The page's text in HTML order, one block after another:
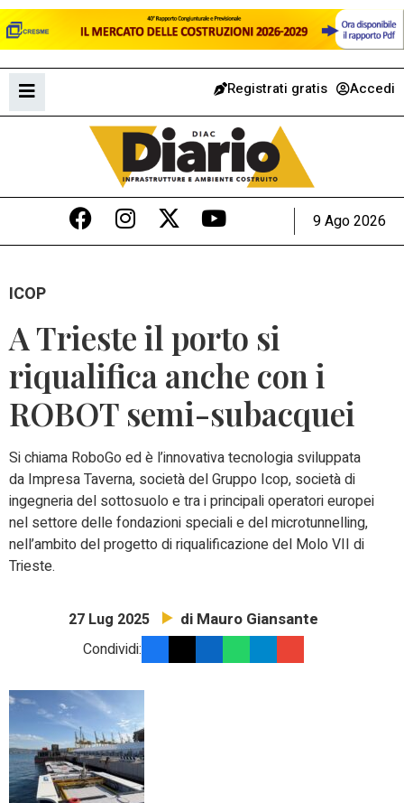
Registrati gratis Accedi
9 Ago 2026
ICOP
A Trieste il porto si
riqualifica anche con i
ROBOT semi-subacquei
Si chiama RoboGoed è l’innovativatecnologia sviluppata
da Impresa Taverna, società del Gruppo Icop, società di
ingegneria del sottosuolo e tra i principali operatori europei
nel settore delle fondazioni speciali e delmicrotunnelling,
nell’ambito del progettodiriqualificazione del Molo VII di
Trieste.
27 Lug 2025 di Mauro Giansante
Condividi: